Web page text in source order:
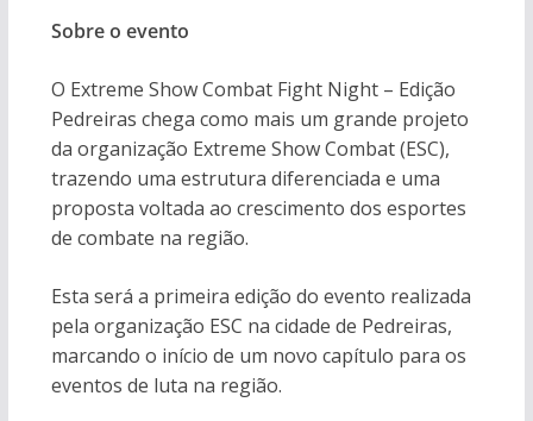
Sobre o evento
O Extreme Show Combat Fight Night – Edição
Pedreiras chega como mais um grande projeto
da organização Extreme Show Combat (ESC),
trazendo uma estrutura diferenciada e uma
proposta voltada ao crescimento dos esportes
de combate na região.
Esta será a primeira edição do evento realizada
pela organização ESC na cidade de Pedreiras,
marcando o início de um novo capítulo para os
eventos de luta na região.